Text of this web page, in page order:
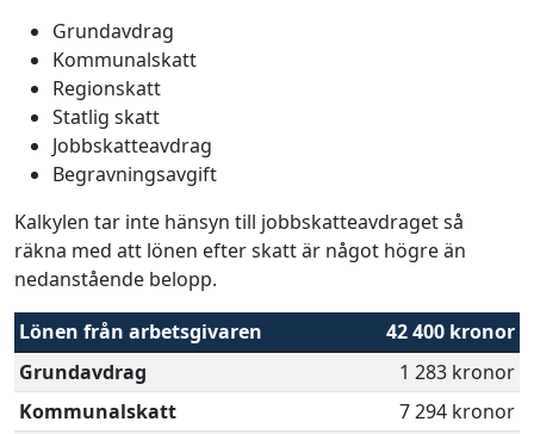
Grundavdrag
Kommunalskatt
Regionskatt
Statlig skatt
Jobbskatteavdrag
Begravningsavgift
Kalkylen tar inte hänsyn till jobbskatteavdraget så
räkna med att lönen efter skatt är något högre än
nedanstående belopp.
Lönen från arbetsgivaren
42 400 kronor
Grundavdrag
1 283 kronor
Kommunalskatt
7 294 kronor